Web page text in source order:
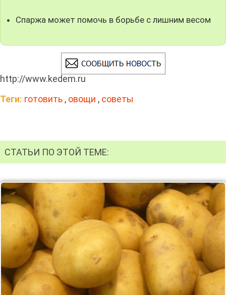
Спаржа может помочь в борьбе с лишним весом
http://www.kedem.ru
Теги: готовить , овощи , советы
СТАТЬИ ПО ЭТОЙ ТЕМЕ: